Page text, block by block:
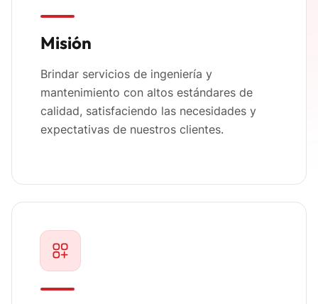
Misión
Brindar servicios de ingeniería y
mantenimiento con altos estándares de
calidad, satisfaciendo las necesidades y
expectativas de nuestros clientes.